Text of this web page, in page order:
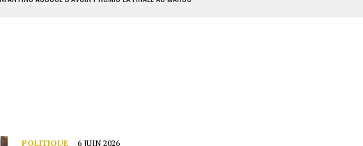
TARIFAIRES DANS LA 4E PHASE DE L’APE
MILLIARDS FCFA AU SÉNÉGAL
ET L’AFRIQUE DU SUD DÉCROCHENT LEUR QUALIFICATION POUR LES QUARTS DE FINALE
POLITIQUE 6 JUIN 2026